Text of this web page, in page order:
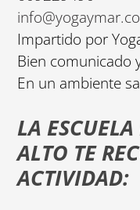
Impartido por
Bien comunicado
En un ambiente
LA
ALTO TE
ACTIVIDAD: